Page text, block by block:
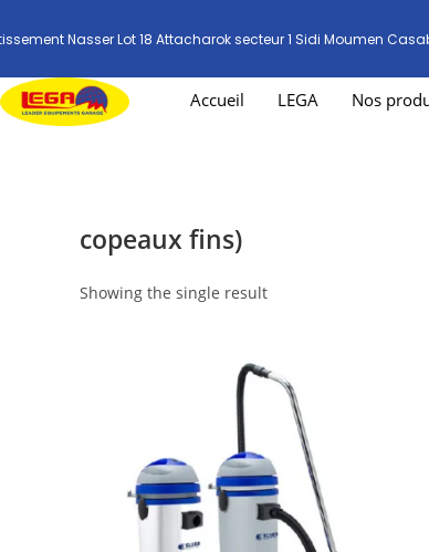
Nasser Lot 18 Attacharok secteur 1 Sidi Moumen
Accueil LEGA Nos
copeaux fins)
Showing the single result